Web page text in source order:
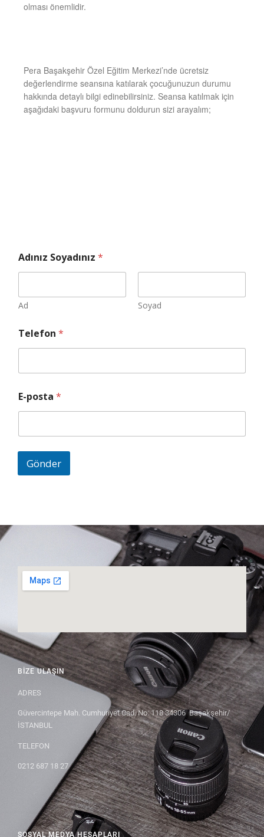
olması önemlidir.
Pera Başakşehir Özel Eğitim Merkezi’nde ücretsiz
değerlendirme seansına katılarak çocuğunuzun durumu
hakkında detaylı bilgi edinebilirsiniz. Seansa katılmak için
aşağıdaki başvuru formunu doldurun sizi arayalım;
Adınız Soyadınız *
Ad Soyad
Telefon *
E-posta *
Gönder
SOSYAL MEDYA HESAPLARI
BIZE ULAŞIN
ADRES
Güvercintepe Mah. Cumhuriyet Cad. No: 118 34306 Başakşehir/
İSTANBUL
TELEFON
0212 687 18 27